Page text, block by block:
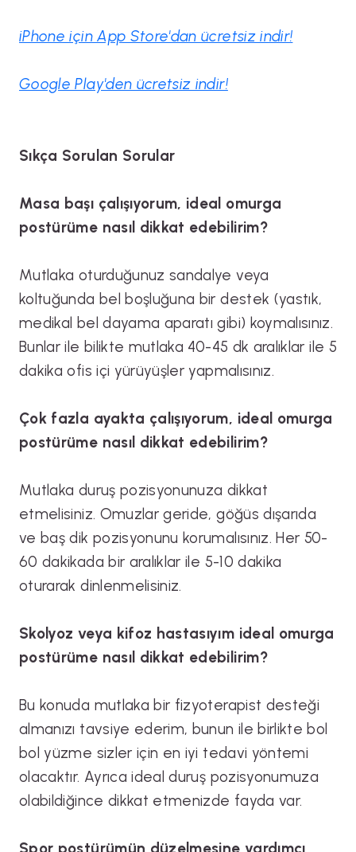
iPhone için App Store'dan ücretsiz indir!
Google Play'den ücretsiz indir!
Sıkça Sorulan Sorular
Masa başı çalışıyorum, ideal omurga
postürüme nasıl dikkat edebilirim?
Mutlaka oturduğunuz sandalye veya
koltuğunda bel boşluğuna bir destek (yastık,
medikal bel dayama aparatı gibi) koymalısınız.
Bunlar ile bilikte mutlaka 40-45 dk aralıklar ile 5
dakika ofis içi yürüyüşler yapmalısınız.
Çok fazla ayakta çalışıyorum, ideal omurga
postürüme nasıl dikkat edebilirim?
Mutlaka duruş pozisyonunuza dikkat
etmelisiniz. Omuzlar geride, göğüs dışarıda
ve baş dik pozisyonunu korumalısınız. Her 50-
60 dakikada bir aralıklar ile 5-10 dakika
oturarak dinlenmelisiniz.
Skolyoz veya kifoz hastasıyım ideal omurga
postürüme nasıl dikkat edebilirim?
Bu konuda mutlaka bir fizyoterapist desteği
almanızı tavsiye ederim, bunun ile birlikte bol
bol yüzme sizler için en iyi tedavi yöntemi
olacaktır. Ayrıca ideal duruş pozisyonumuza
olabildiğince dikkat etmenizde fayda var.
Spor postürümün düzelmesine yardımcı